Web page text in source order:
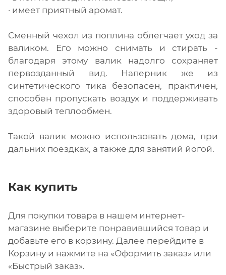
· имеет приятный аромат.
Сменный чехол из поплина облегчает уход за
валиком. Его можно снимать и стирать -
благодаря этому валик надолго сохраняет
первозданный вид. Наперник же из
синтетического тика безопасен, практичен,
способен пропускать воздух и поддерживать
здоровый теплообмен.
Такой валик можно использовать дома, при
дальних поездках, а также для занятий йогой.
Как купить
Для покупки товара в нашем интернет-
магазине выберите понравившийся товар и
добавьте его в корзину. Далее перейдите в
Корзину и нажмите на «Оформить заказ» или
«Быстрый заказ».